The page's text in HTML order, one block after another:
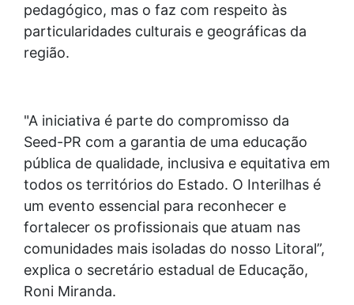
pedagógico, mas o faz com respeito às
particularidades culturais e geográficas da
região.
"A iniciativa é parte do compromisso da
Seed-PR com a garantia de uma educação
pública de qualidade, inclusiva e equitativa em
todos os territórios do Estado. O Interilhas é
um evento essencial para reconhecer e
fortalecer os profissionais que atuam nas
comunidades mais isoladas do nosso Litoral”,
explica o secretário estadual de Educação,
Roni Miranda.